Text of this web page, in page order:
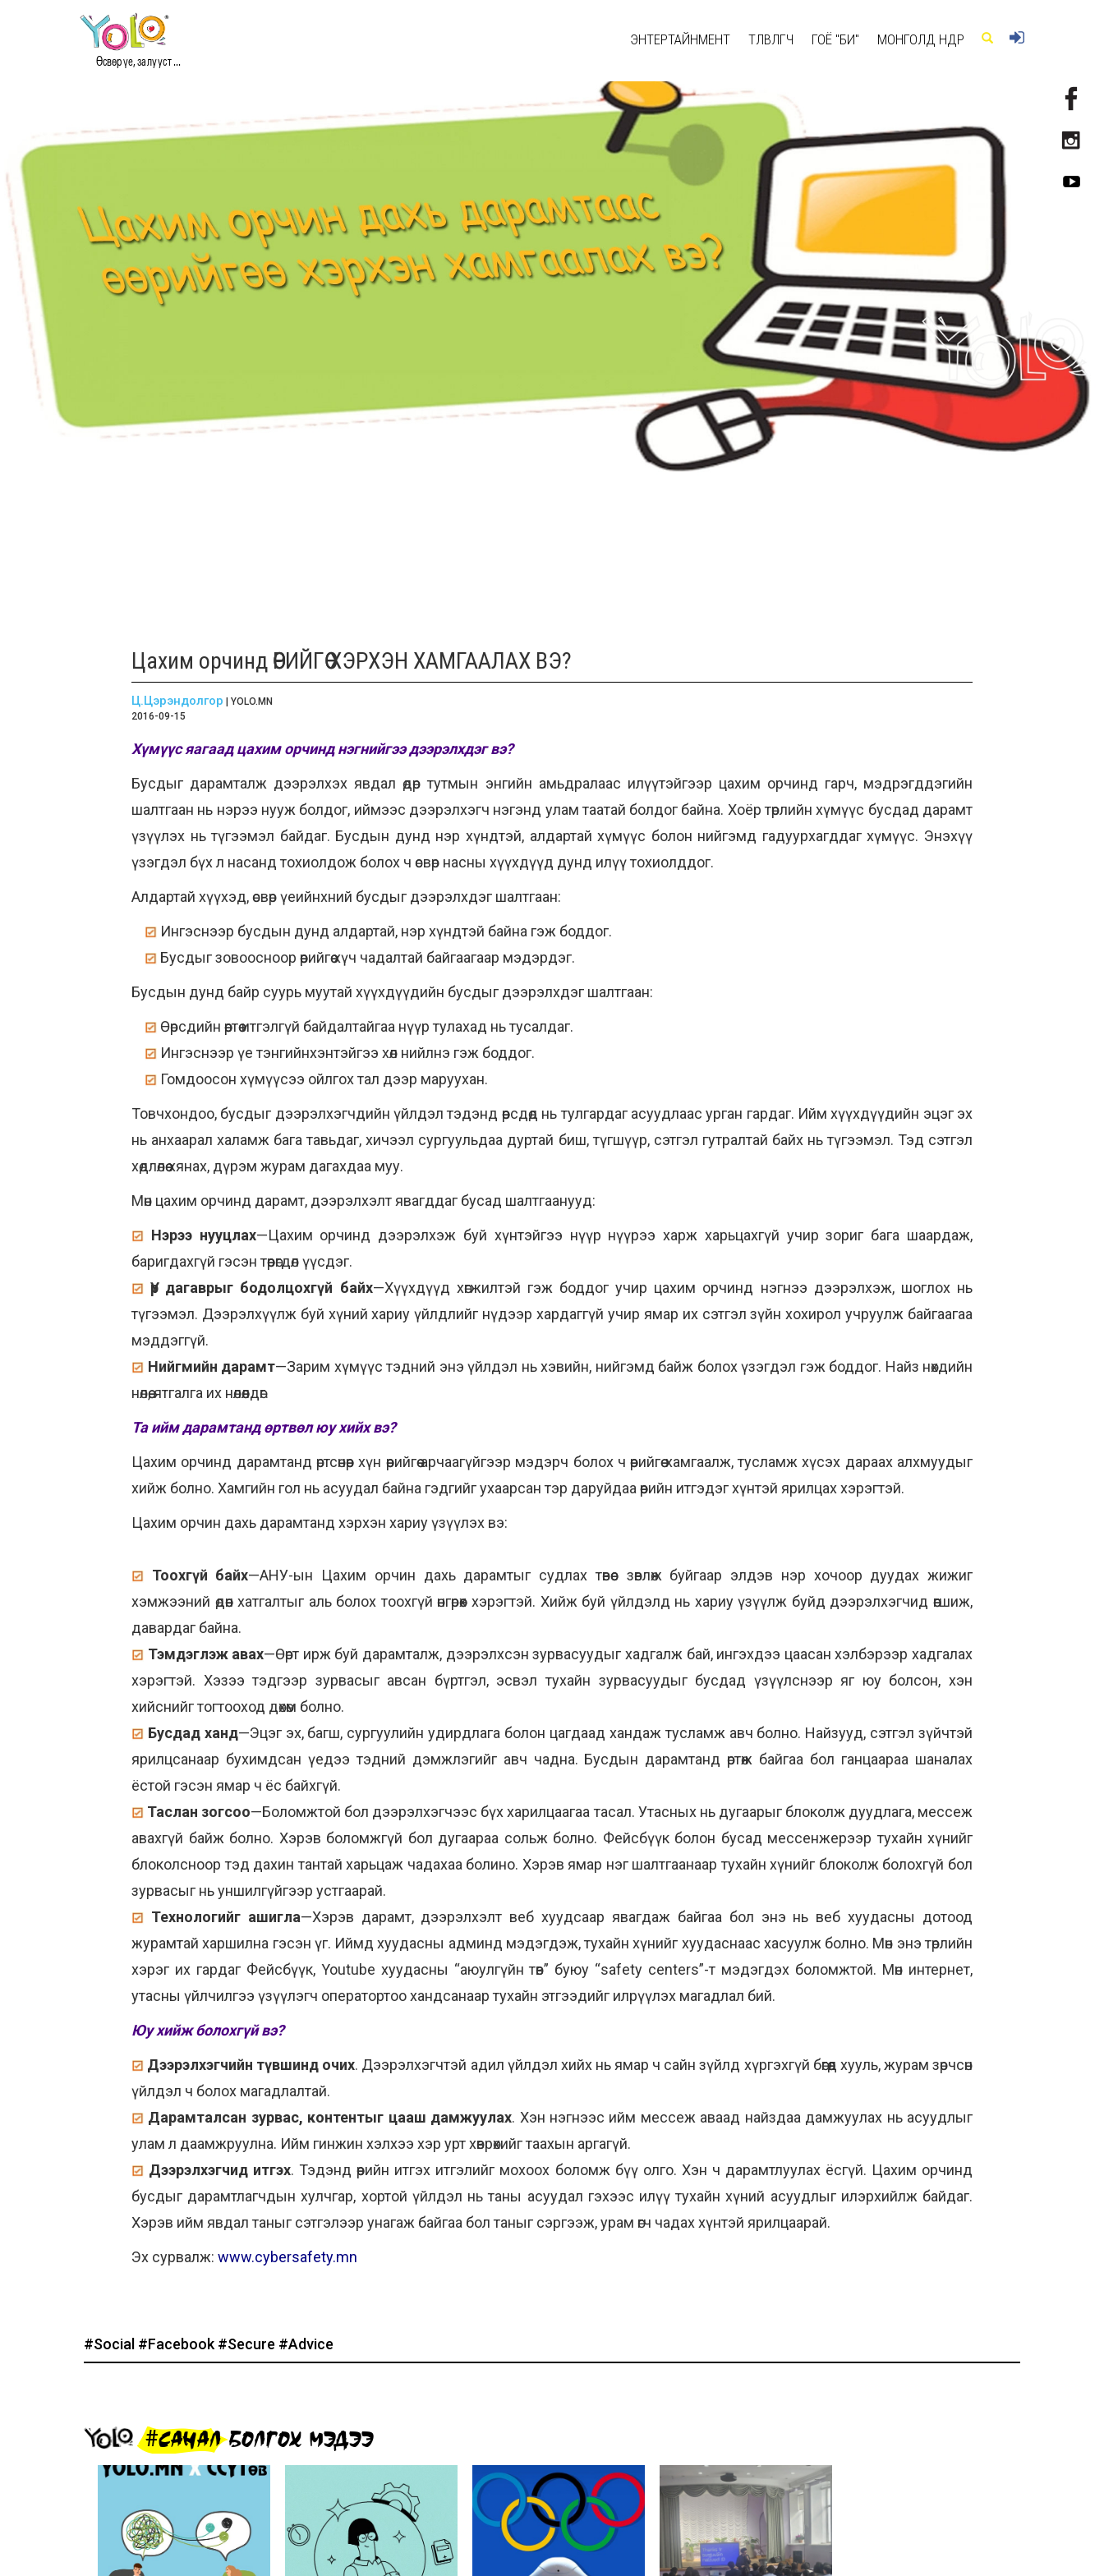
Өсвөр үе, залууст ...
ЭНТЕРТАЙНМЕНТ ТӨЛӨВЛӨГЧ ГОЁ "БИ" МОНГОЛД ӨНӨӨДӨР
Цахим орчинд ӨӨРИЙГӨӨ ХЭРХЭН ХАМГААЛАХ ВЭ?
Ц.Цэрэндолгор | YOLO.MN
2016-09-15
Хүмүүс яагаад цахим орчинд нэгнийгээ дээрэлхдэг вэ?
Бусдыг дарамталж дээрэлхэх явдал өдөр тутмын энгийн амьдралаас илүүтэйгээр цахим орчинд гарч, мэдрэгддэгийн
шалтгаан нь нэрээ нууж болдог, иймээс дээрэлхэгч нэгэнд улам таатай болдог байна. Хоёр төрлийн хүмүүс бусдад дарамт
үзүүлэх нь түгээмэл байдаг. Бусдын дунд нэр хүндтэй, алдартай хүмүүс болон нийгэмд гадуурхагддаг хүмүүс. Энэхүү
үзэгдэл бүх л насанд тохиолдож болох ч өсвөр насны хүүхдүүд дунд илүү тохиолддог.
Алдартай хүүхэд, өсвөр үеийнхний бусдыг дээрэлхдэг шалтгаан:
Ингэснээр бусдын дунд алдартай, нэр хүндтэй байна гэж боддог.
Бусдыг зовоосноор өөрийгөө хүч чадалтай байгаагаар мэдэрдэг.
Бусдын дунд байр суурь муутай хүүхдүүдийн бусдыг дээрэлхдэг шалтгаан:
Өөрсдийн өөртөө итгэлгүй байдалтайгаа нүүр тулахад нь тусалдаг.
Ингэснээр үе тэнгийнхэнтэйгээ хөл нийлнэ гэж боддог.
Гомдоосон хүмүүсээ ойлгох тал дээр маруухан.
Товчхондоо, бусдыг дээрэлхэгчдийн үйлдэл тэдэнд өөрсдөд нь тулгардаг асуудлаас урган гардаг. Ийм хүүхдүүдийн эцэг эх
нь анхаарал халамж бага тавьдаг, хичээл сургуульдаа дуртай биш, түгшүүр, сэтгэл гутралтай байх нь түгээмэл. Тэд сэтгэл
хөдлөлөө хянах, дүрэм журам дагахдаа муу.
Мөн цахим орчинд дарамт, дээрэлхэлт явагддаг бусад шалтгаанууд:
Нэрээ нууцлах—Цахим орчинд дээрэлхэж буй хүнтэйгээ нүүр нүүрээ харж харьцахгүй учир зориг бага шаардаж,
баригдахгүй гэсэн төөрөгдөл үүсдэг.
Үр дагаврыг бодолцохгүй байх—Хүүхдүүд хөгжилтэй гэж боддог учир цахим орчинд нэгнээ дээрэлхэж, шоглох нь
түгээмэл. Дээрэлхүүлж буй хүний хариу үйлдлийг нүдээр хардаггүй учир ямар их сэтгэл зүйн хохирол учруулж байгаагаа
мэддэггүй.
Нийгмийн дарамт—Зарим хүмүүс тэдний энэ үйлдэл нь хэвийн, нийгэмд байж болох үзэгдэл гэж боддог. Найз нөхдийн
нөлөө, ятгалга их нөлөөлдөг.
Та ийм дарамтанд өртвөл юу хийх вэ?
Цахим орчинд дарамтанд өртсөнөөр хүн өөрийгөө арчаагүйгээр мэдэрч болох ч өөрийгөө хамгаалж, тусламж хүсэх дараах алхмуудыг
хийж болно. Хамгийн гол нь асуудал байна гэдгийг ухаарсан тэр даруйдаа өөрийн итгэдэг хүнтэй ярилцах хэрэгтэй.
Цахим орчин дахь дарамтанд хэрхэн хариу үзүүлэх вэ:
Тоохгүй байх—АНУ-ын Цахим орчин дахь дарамтыг судлах төвөөс зөвлөж буйгаар элдэв нэр хочоор дуудах жижиг
хэмжээний өдөөн хатгалтыг аль болох тоохгүй өнгөрөөх хэрэгтэй. Хийж буй үйлдэлд нь хариу үзүүлж буйд дээрэлхэгчид өөгшиж,
давардаг байна.
Тэмдэглэж авах—Өөрт ирж буй дарамталж, дээрэлхсэн зурвасуудыг хадгалж бай, ингэхдээ цаасан хэлбэрээр хадгалах
хэрэгтэй. Хэзээ тэдгээр зурвасыг авсан бүртгэл, эсвэл тухайн зурвасуудыг бусдад үзүүлснээр яг юу болсон, хэн
хийснийг тогтооход дөхөм болно.
Бусдад ханд—Эцэг эх, багш, сургуулийн удирдлага болон цагдаад хандаж тусламж авч болно. Найзууд, сэтгэл зүйчтэй
ярилцсанаар бухимдсан үедээ тэдний дэмжлэгийг авч чадна. Бусдын дарамтанд өртөж байгаа бол ганцаараа шаналах
ёстой гэсэн ямар ч ёс байхгүй.
Таслан зогсоо—Боломжтой бол дээрэлхэгчээс бүх харилцаагаа тасал. Утасных нь дугаарыг блоколж дуудлага, мессеж
авахгүй байж болно. Хэрэв боломжгүй бол дугаараа сольж болно. Фейсбүүк болон бусад мессенжерээр тухайн хүнийг
блоколсноор тэд дахин тантай харьцаж чадахаа болино. Хэрэв ямар нэг шалтгаанаар тухайн хүнийг блоколж болохгүй бол
зурвасыг нь уншилгүйгээр устгаарай.
Технологийг ашигла—Хэрэв дарамт, дээрэлхэлт веб хуудсаар явагдаж байгаа бол энэ нь веб хуудасны дотоод
журамтай харшилна гэсэн үг. Иймд хуудасны админд мэдэгдэж, тухайн хүнийг хуудаснаас хасуулж болно. Мөн энэ төрлийн
хэрэг их гардаг Фейсбүүк, Youtube хуудасны “аюулгүйн төв” буюу “safety centers”-т мэдэгдэх боломжтой. Мөн интернет,
утасны үйлчилгээ үзүүлэгч оператортоо хандсанаар тухайн этгээдийг илрүүлэх магадлал бий.
Юу хийж болохгүй вэ?
Дээрэлхэгчийн түвшинд очих. Дээрэлхэгчтэй адил үйлдэл хийх нь ямар ч сайн зүйлд хүргэхгүй бөгөөд хууль, журам зөрчсөн
үйлдэл ч болох магадлалтай.
Дарамталсан зурвас, контентыг цааш дамжуулах. Хэн нэгнээс ийм мессеж аваад найздаа дамжуулах нь асуудлыг
улам л даамжруулна. Ийм гинжин хэлхээ хэр урт хөврөхийг таахын аргагүй.
Дээрэлхэгчид итгэх. Тэдэнд өөрийн итгэх итгэлийг мохоох боломж бүү олго. Хэн ч дарамтлуулах ёсгүй. Цахим орчинд
бусдыг дарамтлагчдын хулчгар, хортой үйлдэл нь таны асуудал гэхээс илүү тухайн хүний асуудлыг илэрхийлж байдаг.
Хэрэв ийм явдал таныг сэтгэлээр унагаж байгаа бол таныг сэргээж, урам өгч чадах хүнтэй ярилцаарай.
Эх сурвалж: www.cybersafety.mn
#Social #Facebook #Secure #Advice
#САНАЛ БОЛГОХ МЭДЭЭ